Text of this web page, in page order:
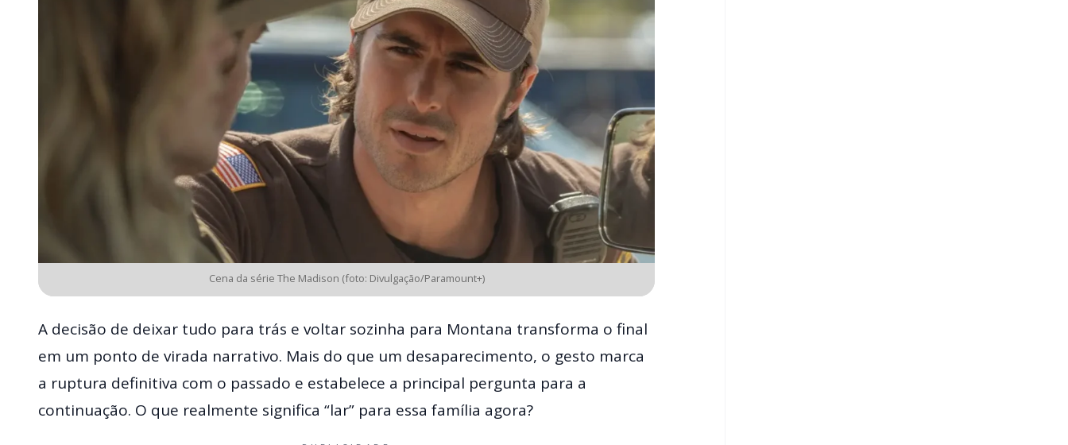
Cena da série The Madison (foto: Divulgação/Paramount+)
A decisão de deixar tudo para trás e voltar sozinha para Montana transforma o final
em um ponto de virada narrativo. Mais do que um desaparecimento, o gesto marca
a ruptura definitiva com o passado e estabelece a principal pergunta para a
continuação. O que realmente significa “lar” para essa família agora?